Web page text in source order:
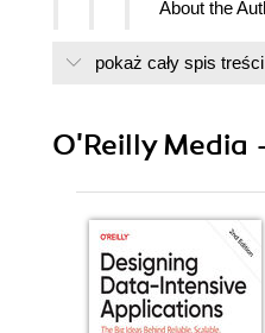
About the
About This
Mac
Late-
pokaż cały spis treści
O'Reilly Media